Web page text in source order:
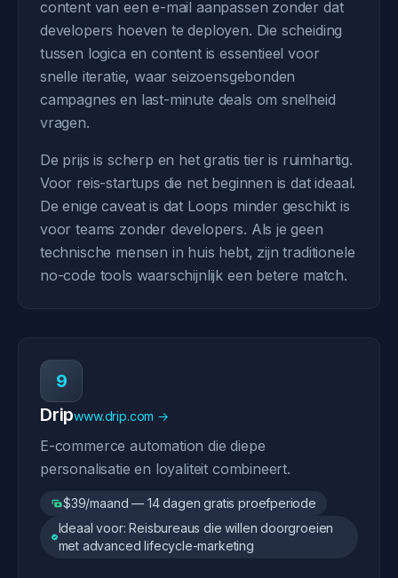
content van een e-mail aanpassen zonder dat
developers hoeven te deployen. Die scheiding
tussen logica en content is essentieel voor
snelle iteratie, waar seizoensgebonden
campagnes en last-minute deals om snelheid
vragen.
De prijs is scherp en het gratis tier is ruimhartig.
Voor reis-startups die net beginnen is dat ideaal.
De enige caveat is dat Loops minder geschikt is
voor teams zonder developers. Als je geen
technische mensen in huis hebt, zijn traditionele
no-code tools waarschijnlijk een betere match.
9
Dripwww.drip.com →
E-commerce automation die diepe
personalisatie en loyaliteit combineert.
$39/maand — 14 dagen gratis proefperiode
Ideaal voor: Reisbureaus die willen doorgroeien
met advanced lifecycle-marketing